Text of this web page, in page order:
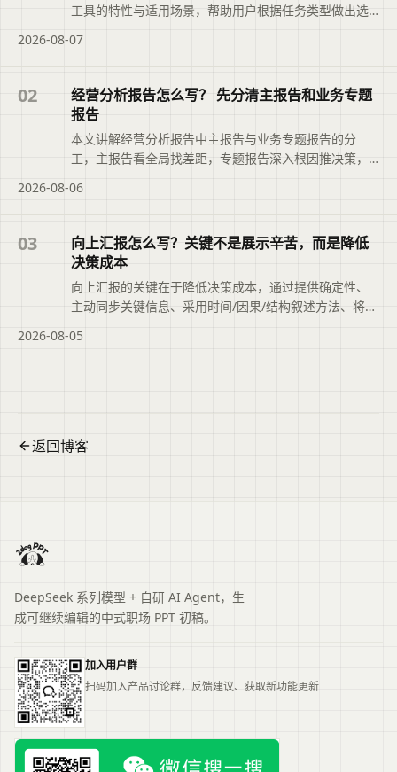
工具的特性与适用场景，帮助用户根据任务类型做出选
2026-08-07
02
经营分析报告怎么写？ 先分清主报告和业务专题
报告
本文讲解经营分析报告中主报告与业务专题报告的分
工，主报告看全局找差距，专题报告深入根因推决策，
善。
2026-08-06
03
向上汇报怎么写？关键不是展示辛苦，而是降低
决策成本
向上汇报的关键在于降低决策成本，通过提供确定性、
主动同步关键信息、采用时间/因果/结构叙述方法、将问
介绍二狗PPT辅助整理结构化初稿。
2026-08-05
返回博客
DeepSeek 系列模型 + 自研 AI Agent，生
成可继续编辑的中式职场 PPT 初稿。
加入用户群
扫码加入产品讨论群，反馈建议、获取新功能更新